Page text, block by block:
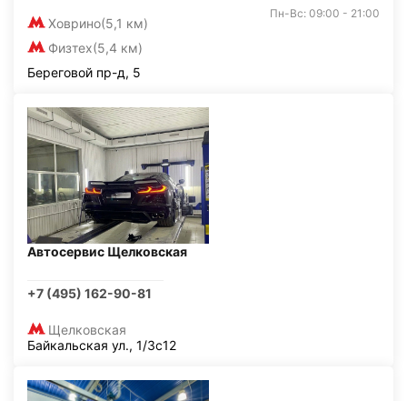
Ховрино(5,1 км)
Физтех(5,4 км)
Пн-Вс: 09:00 - 21:00
Береговой пр-д, 5
Автосервис Щелковская
+7 (495) 162-90-81
Щелковская
Байкальская ул., 1/3с12